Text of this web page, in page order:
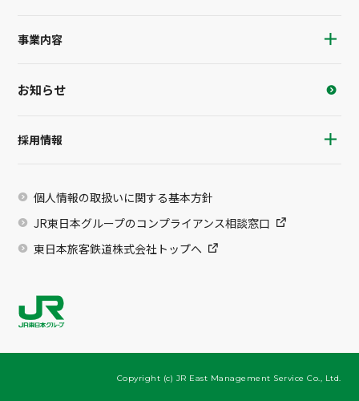
事業内容
お知らせ
採用情報
個人情報の取扱いに関する基本方針
JR東日本グループのコンプライアンス相談窓口
東日本旅客鉄道株式会社トップへ
Copyright (c) JR East Management Service Co., Ltd.